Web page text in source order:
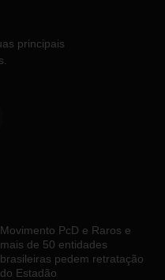
principais
Movimento PcD e Raros e
mais de 50 entidades
brasileiras pedem retratação
do Estadão